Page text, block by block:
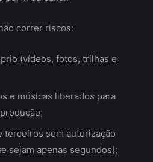
correr riscos:
(vídeos, fotos, trilhas e
e músicas liberados para
terceiros sem autorização
sejam apenas segundos);